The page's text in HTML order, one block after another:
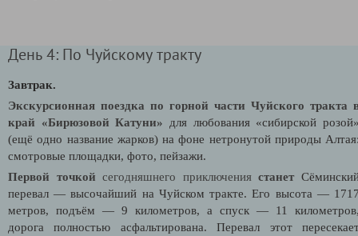
День 4: По Чуйскому тракту
Завтрак.
Экскурсионная поездка по горной части Чуйского тракта
край «Бирюзовой Катуни» для любования «сибирской
(ещё одно название жарков) на фоне нетронутой природы
смотровые площадки, фото, пейзажи.
Первой точкойсегодняшнего приключениястанет
перевал — высочайший на Чуйском тракте. Его высота —
метров, подъём — 9 километров, а спуск — 11
дорога полностью асфальтирована. Перевал этот